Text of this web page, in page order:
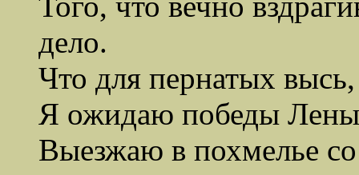
дело.
Что для пернатых
Я ожидаю победы
Выезжаю в похмелье